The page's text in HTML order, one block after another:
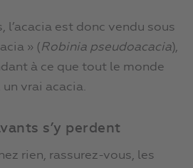
l’acacia est donc vendu sous
» (Robinia pseudoacacia),
à ce que tout le monde
vrai acacia.
s’y perdent
rien, rassurez-vous, les